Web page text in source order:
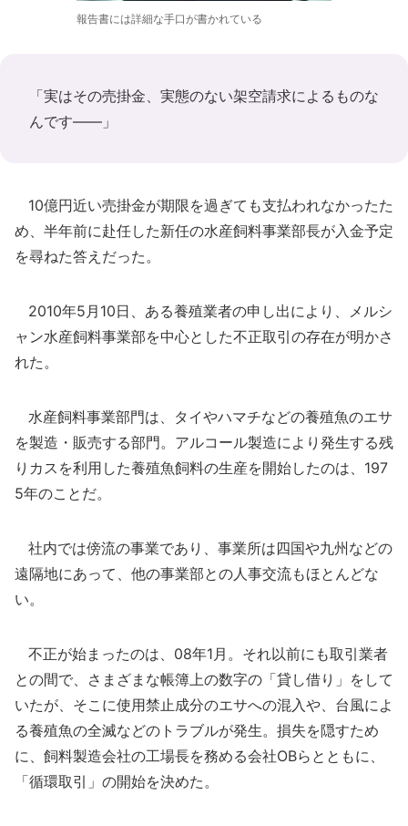
報告書には詳細な手口が書かれている
「実はその売掛金、実態のない架空請求によるものな
んです――」
10億円近い売掛金が期限を過ぎても支払われなかったた
め、半年前に赴任した新任の水産飼料事業部長が入金予定
を尋ねた答えだった。
2010年5月10日、ある養殖業者の申し出により、メルシ
ャン水産飼料事業部を中心とした不正取引の存在が明かさ
れた。
水産飼料事業部門は、タイやハマチなどの養殖魚のエサ
を製造・販売する部門。アルコール製造により発生する残
りカスを利用した養殖魚飼料の生産を開始したのは、197
5年のことだ。
社内では傍流の事業であり、事業所は四国や九州などの
遠隔地にあって、他の事業部との人事交流もほとんどな
い。
不正が始まったのは、08年1月。それ以前にも取引業者
との間で、さまざまな帳簿上の数字の「貸し借り」をして
いたが、そこに使用禁止成分のエサへの混入や、台風によ
る養殖魚の全滅などのトラブルが発生。損失を隠すため
に、飼料製造会社の工場長を務める会社OBらとともに、
「循環取引」の開始を決めた。